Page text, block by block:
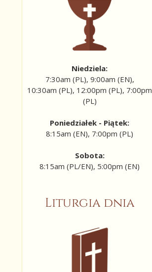
Niedziela:
7:30am (PL), 9:00am (EN),
10:30am (PL), 12:00pm (PL), 7:00pm
(PL)
Poniedziałek - Piątek:
8:15am (EN), 7:00pm (PL)
Sobota:
8:15am (PL/EN), 5:00pm (EN)
Liturgia dnia